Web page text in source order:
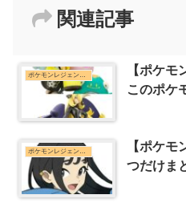
関連記事
ポケモンレジェンズZ-Aまとめ
【ポケ
このポケ
ポケモンレジェンズZ-Aまとめ
【ポケ
つだけま